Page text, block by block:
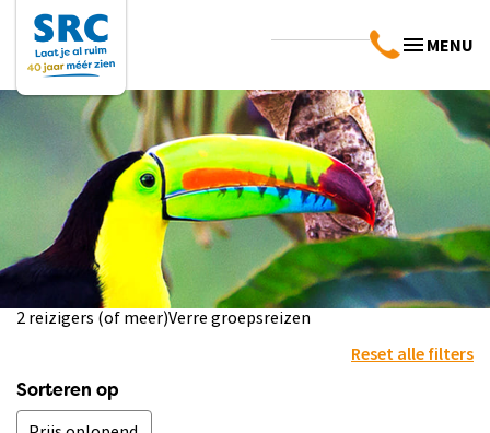
MENU
2 reizigers (of meer)Verre groepsreizen
Reset alle filters
Sorteren op